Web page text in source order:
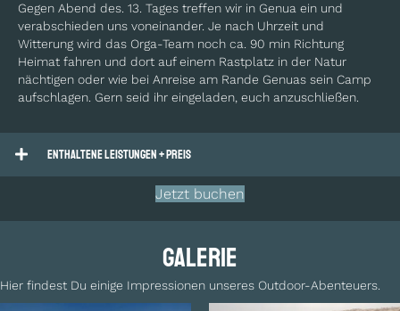
Gegen Abend des. 13. Tages treffen wir in Genua ein und
verabschieden uns voneinander. Je nach Uhrzeit und
Witterung wird das Orga-Team noch ca. 90 min Richtung
Heimat fahren und dort auf einem Rastplatz in der Natur
nächtigen oder wie bei Anreise am Rande Genuas sein Camp
aufschlagen. Gern seid ihr eingeladen, euch anzuschließen.
Enthaltene Leistungen + Preis
Jetzt buchen
Galerie
Hier findest Du einige Impressionen unseres Outdoor-Abenteuers.